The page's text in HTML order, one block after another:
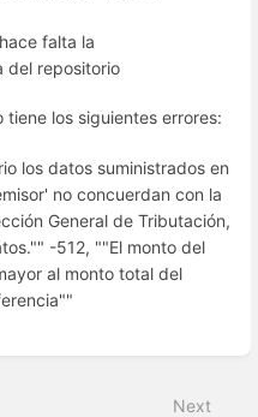
falta la
del repositorio
los siguientes errores:
los datos suministrados en
no concuerdan con la
General de Tributación,
-512, ""El monto del
al monto total del
Next